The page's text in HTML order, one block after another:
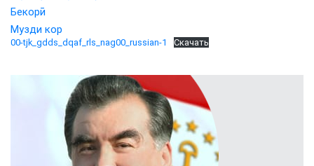
Бекорӣ
Музди кор
00-tjk_gdds_dqaf_rls_nag00_russian-1 Скачать